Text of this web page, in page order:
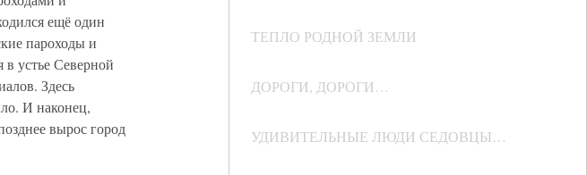
ТЕПЛО РОДНОЙ ЗЕМЛИ
ДОРОГИ, ДОРОГИ…
УДИВИТЕЛЬНЫЕ ЛЮДИ СЕДОВЦЫ…
ещё один
пароходы и
устье Северной
Здесь
И наконец,
вырос город